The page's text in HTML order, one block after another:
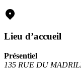
Lieu d’accueil
Présentiel
135 RUE DU